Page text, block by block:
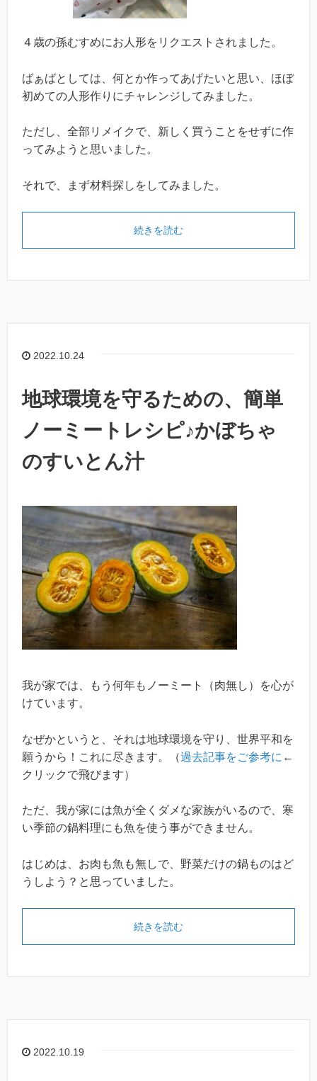
４歳の孫むすめにお人形をリクエストされました。
ばぁばとしては、何とか作ってあげたいと思い、ほぼ
初めての人形作りにチャレンジしてみました。
ただし、全部リメイクで、新しく買うことをせずに作
ってみようと思いました。
それで、まず材料探しをしてみました。
続きを読む
2022.10.24
地球環境を守るための、簡単
ノーミートレシピ♪かぼちゃ
のすいとん汁
我が家では、もう何年もノーミート（肉無し）を心が
けています。
なぜかというと、それは地球環境を守り、世界平和を
願うから！これに尽きます。（過去記事をご参考に ←
クリックで飛びます）
ただ、我が家には魚が全くダメな家族がいるので、寒
い季節の鍋料理にも魚を使う事ができません。
はじめは、お肉も魚も無しで、野菜だけの鍋ものはど
うしよう？と思っていました。
続きを読む
2022.10.19